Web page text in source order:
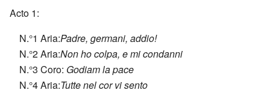
Acto 1:
N.°1 Aria:Padre, germani, addio!
N.°2 Aria:Non ho colpa, e mi condanni
N.°3 Coro: Godiam la pace
N.°4 Aria:Tutte nel cor vi sento